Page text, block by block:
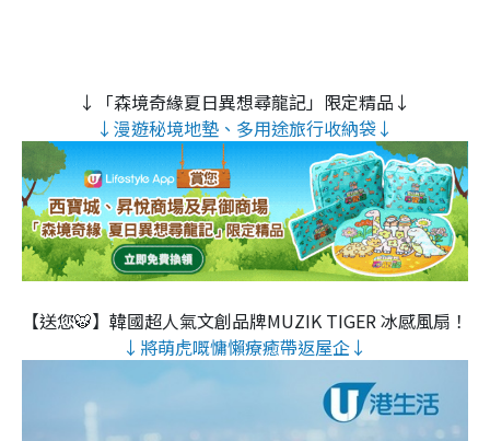
↓「森境奇緣夏日異想尋龍記」限定精品↓
↓漫遊秘境地墊、多用途旅行收納袋↓
【送您🐯】韓國超人氣文創品牌MUZIK TIGER 冰感風扇！
↓將萌虎嘅慵懶療癒帶返屋企↓